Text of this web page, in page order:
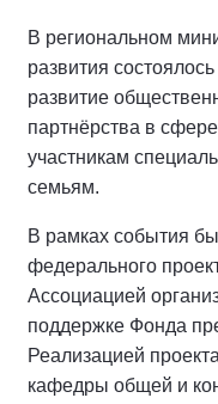
В региональном
развития
развитие
партнёрства в
участникам
семьям.
В рамках события
федерального
Ассоциацией
поддержке Фонда
Реализацией
кафедры общей и